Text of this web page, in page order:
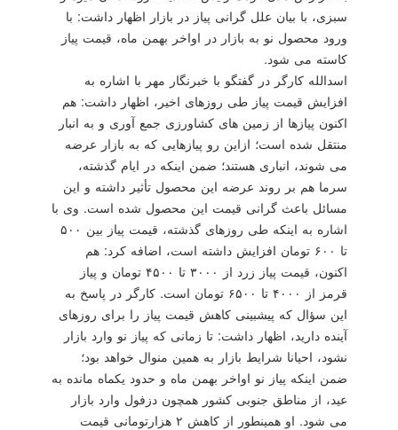
سبزی، با بیان علل گرانی پیاز در بازار اظهار داشت: با
ورود محصول نو به بازار در اواخر بهمن ماه، قیمت پیاز
كاسته می شود.
اسدالله كارگر در گفتگو با خبرنگار مهر با اشاره به
افزایش قیمت پیاز طی روزهای اخیر، اظهار داشت: هم
اكنون پیازها از زمین های كشاورزی جمع آوری و به انبار
منتقل شده است؛ ازاین رو پیازهایی كه به بازار عرضه
می شوند، انباری هستند؛ ضمن اینكه در ایام گذشته،
سرما هم بر روند عرضه این محصول تأثیر داشته و این
مسائل باعث گرانی قیمت این محصول شده است. وی با
اشاره به اینكه طی روزهای گذشته، قیمت پیاز بین ۵۰۰
تا ۶۰۰ تومان افزایش داشته است، اضافه كرد: هم
اكنون، قیمت پیاز زرد از ۳۰۰۰ تا ۴۵۰۰ تومان و پیاز
قرمز از ۴۰۰۰ تا ۶۵۰۰ تومان است. كارگر در پاسخ به
این سؤال كه پیشبینی كاهش قیمت پیاز را برای روزهای
آینده دارید، اظهار داشت: تا زمانی كه پیاز نو وارد بازار
نشود، احیانا شرایط بازار به همین منوال خواهد بود؛
ضمن اینكه پیاز نو اواخر بهمن ماه و حدود یكماه مانده به
عید، از مناطق جنوبی كشور همچون دزفول وارد بازار
می شود. او همینطور از كاهش ۲ هزارتومانی قیمت